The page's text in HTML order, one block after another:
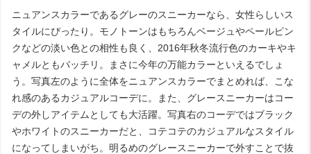
ニュアンスカラーであるグレーのスニーカーなら、女性らしいス
タイルにぴったり。モノトーンはもちろんベージュやペールピン
クなどの淡い色との相性も良く、2016年秋冬流行色のカーキやキ
ャメルともバッチリ。まさに今年の万能カラーといえるでしょ
う。写真左のように全体をニュアンスカラーでまとめれば、こな
れ感のあるカジュアルコーデに。また、グレースニーカーはコー
デの外しアイテムとしても大活躍。写真右のコーデではブラック
やホワイトのスニーカーだと、コテコテのカジュアルなスタイル
になってしまいがち。明るめのグレースニーカーで外すことで抜